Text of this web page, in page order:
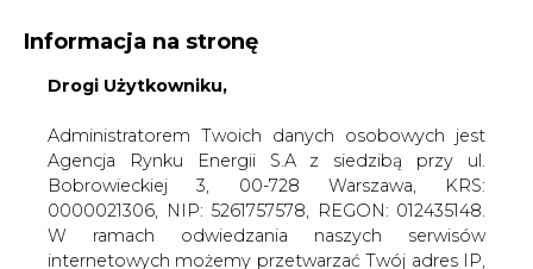
KONTAKT:
WYDAWCA PORTALU:
WYSOKI KONTRAST A A
ZALOGUJ SIĘ
Informacja na stronę
Drogi Użytkowniku,
Administratorem Twoich danych osobowych jest
Agencja Rynku Energii S.A z siedzibą przy ul.
Bobrowieckiej 3, 00-728 Warszawa, KRS:
0000021306, NIP: 5261757578, REGON: 012435148.
W ramach odwiedzania naszych serwisów
internetowych możemy przetwarzać Twój adres IP,